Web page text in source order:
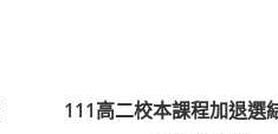
111高二校本課程加退選